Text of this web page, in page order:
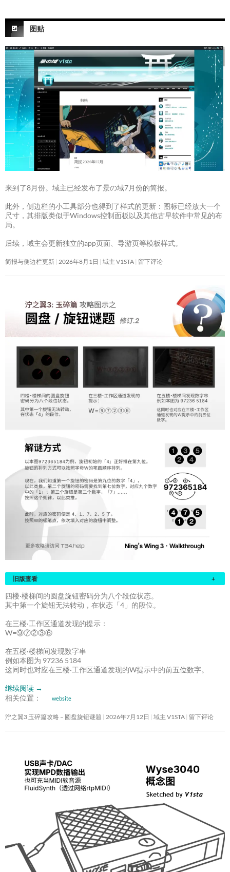
图贴
来到了8月份。域主已经发布了景の域7月份的简报。
此外，侧边栏的小工具部分也得到了样式的更新：图标已经放大一个
尺寸，其排版类似于Windows控制面板以及其他古早软件中常见的布
局。
后续，域主会更新独立的app页面、导游页等模板样式。
简报与侧边栏更新 2026年8月1日 域主 V1STA 留下评论
旧版查看 +
四楼·楼梯间的圆盘旋钮密码分为八个段位状态。
其中第一个旋钮无法转动，在状态「4」的段位。
在三楼·工作区通道发现的提示：
W=⑨⑦②③⑥
在五楼·楼梯间发现数字串
例如本图为 97236 5184
这同时也对应在三楼·工作区通道发现的W提示中的前五位数字。
继续阅读 →
相关位置：
website
泞之翼3 玉碎篇攻略 – 圆盘旋钮谜题 2026年7月12日 域主 V1STA 留下评论